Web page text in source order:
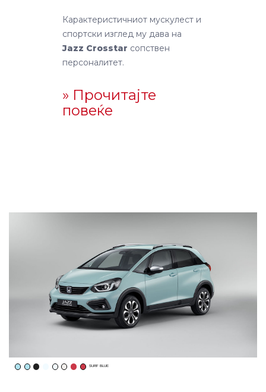
Карактеристичниот мускулест и
спортски изглед му дава на
Jazz Crosstar сопствен
персоналитет.
» Прочитајте
повеќе
SURF BLUE